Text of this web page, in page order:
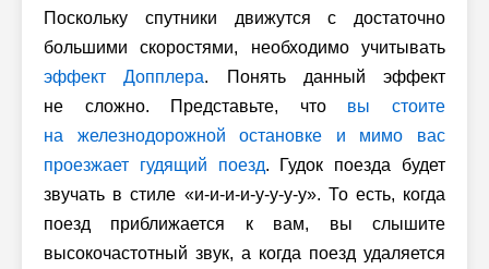
Поскольку спутники движутся с достаточно
большими скоростями, необходимо учитывать
эффект Допплера. Понять данный эффект
не сложно. Представьте, что вы стоите
на железнодорожной остановке и мимо вас
проезжает гудящий поезд. Гудок поезда будет
звучать в стиле «и-и-и-и-у-у-у-у». То есть, когда
поезд приближается к вам, вы слышите
высокочастотный звук, а когда поезд удаляется